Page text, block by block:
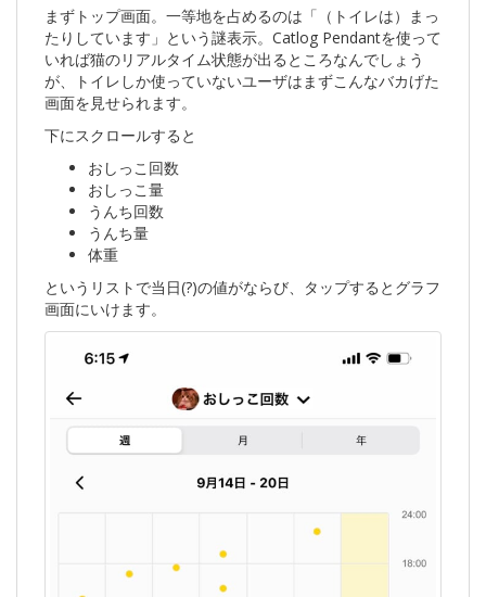
まずトップ画面。一等地を占めるのは「（トイレは）まっ
たりしています」という謎表示。Catlog Pendantを使って
いれば猫のリアルタイム状態が出るところなんでしょう
が、トイレしか使っていないユーザはまずこんなバカげた
画面を見せられます。
下にスクロールすると
おしっこ回数
おしっこ量
うんち回数
うんち量
体重
というリストで当日(?)の値がならび、タップするとグラフ
画面にいけます。